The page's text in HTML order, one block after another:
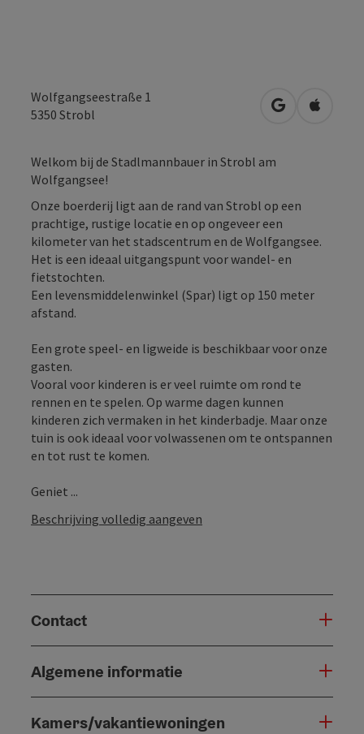
Wolfgangseestraße 1
5350 Strobl Openen in
Welkom bij de Stadlmannbauer in Strobl am
Wolfgangsee!
Onze boerderij ligt aan de rand van Strobl op een
prachtige, rustige locatie en op ongeveer een
kilometer van het stadscentrum en de Wolfgangsee.
Het is een ideaal uitgangspunt voor wandel- en
fietstochten.
Een levensmiddelenwinkel (Spar) ligt op 150 meter
afstand.
Een grote speel- en ligweide is beschikbaar voor onze
gasten.
Vooral voor kinderen is er veel ruimte om rond te
rennen en te spelen. Op warme dagen kunnen
kinderen zich vermaken in het kinderbadje. Maar onze
tuin is ook ideaal voor volwassenen om te ontspannen
en tot rust te komen.
Geniet ...
Beschrijving volledig aangeven
Contact
Algemene informatie
Kamers/vakantiewoningen